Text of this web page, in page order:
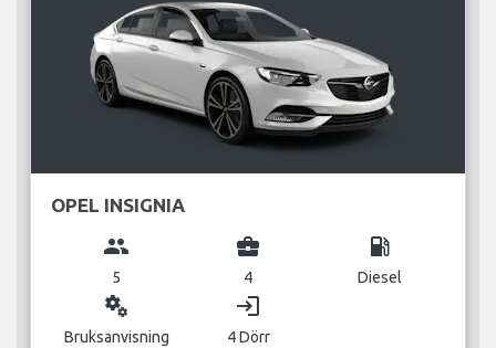
OPEL INSIGNIA
group
5
business_center
4
local_gas_station
Diesel
miscellaneous_services
Bruksanvisning
login
4 Dörr